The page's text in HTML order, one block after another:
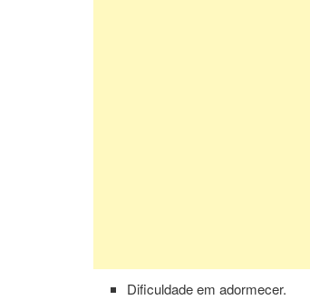
Dificuldade em adormecer.